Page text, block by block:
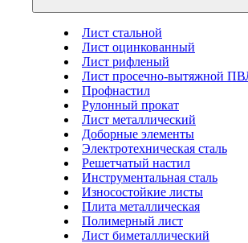
Лист стальной
Лист оцинкованный
Лист рифленый
Лист просечно-вытяжной
Профнастил
Рулонный прокат
Лист металлический
Доборные элементы
Электротехническая сталь
Решетчатый настил
Инструментальная сталь
Износостойкие листы
Плита металлическая
Полимерный лист
Лист биметаллический